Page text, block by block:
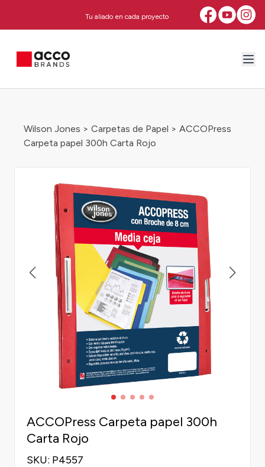
Tu aliado en cada proyecto
Wilson Jones > Carpetas de Papel > ACCOPress
Carpeta papel 300h Carta Rojo
ACCOPress Carpeta papel 300h
Carta Rojo
SKU: P4557